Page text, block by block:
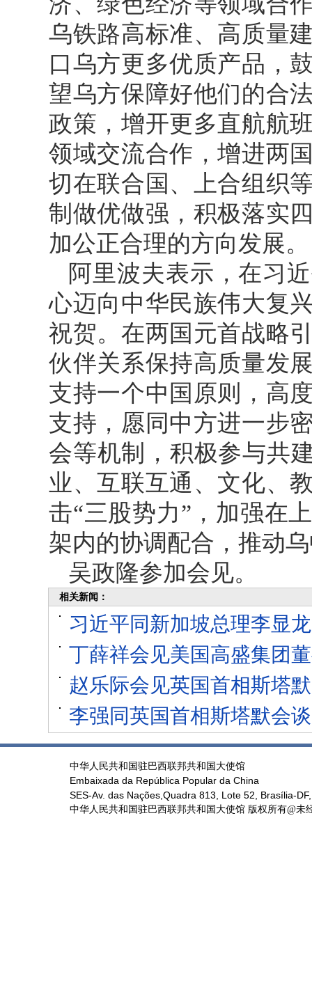
乌铁路高标准、高质量
口乌方更多优质产品，
望乌方保障好他们的合
政策，增开更多直航航
领域交流合作，增进两
切在联合国、上合组织
制做优做强，积极落实
加公正合理的方向发展。
阿里波夫表示，在习
心迈向中华民族伟大复
祝贺。在两国元首战略
伙伴关系保持高质量发
支持一个中国原则，高
支持，愿同中方进一步
会等机制，积极参与共
业、互联互通、文化、
击“三股势力”，加强在
架内的协调配合，推动
吴政隆参加会见。
相关新闻：
习近平同新加坡总理李显
丁薛祥会见美国高盛集团
赵乐际会见英国首相斯塔默
李强同英国首相斯塔默会谈
中华人民共和国驻巴西联邦共和国大使馆
Embaixada da República Popular da China
SES-Av. das Nações,Quadra 813, Lote 52, Brasília-
中华人民共和国驻巴西联邦共和国大使馆 版权所有@未